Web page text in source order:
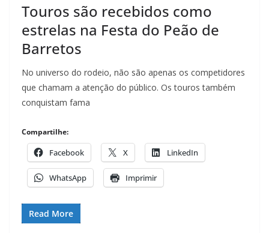
Touros são recebidos como
estrelas na Festa do Peão de
Barretos
No universo do rodeio, não são apenas os competidores
que chamam a atenção do público. Os touros também
conquistam fama
Compartilhe:
Facebook X LinkedIn
WhatsApp Imprimir
Read More